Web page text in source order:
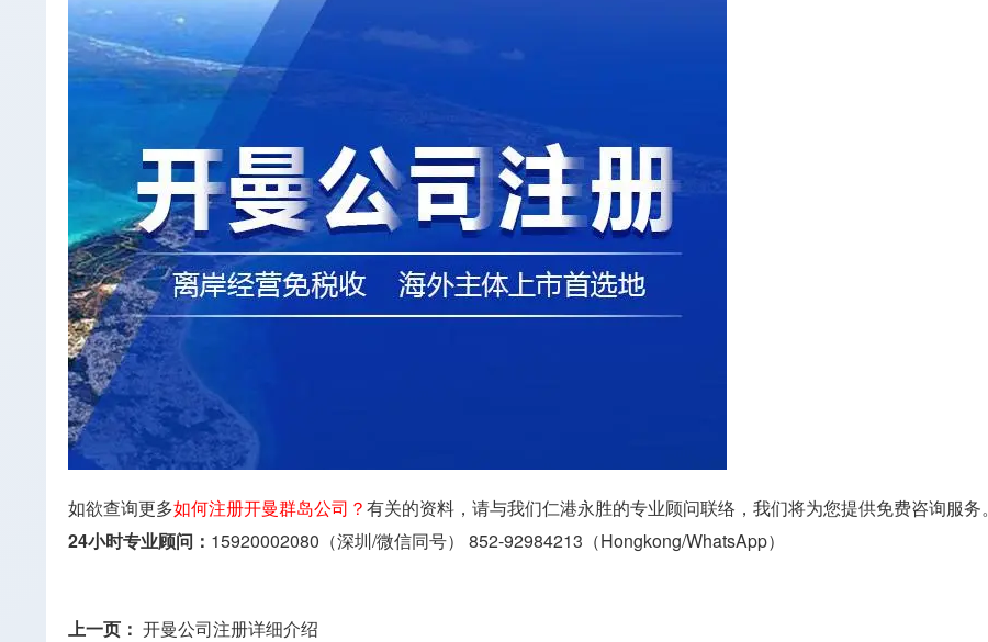
如欲查询更多如何注册开曼群岛公司？有关的资料，请与我们仁港永胜的专业顾问联络，我们将为您提供免费咨询服务。
24小时专业顾问： 15920002080（深圳/微信同号） 852-92984213（Hongkong/WhatsApp）
上一页： 开曼公司注册详细介绍